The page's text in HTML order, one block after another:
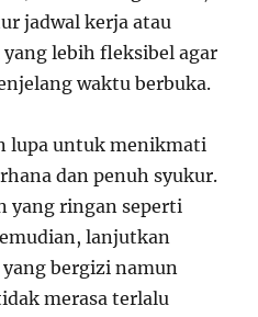
jadwal kerja atau
lebih fleksibel agar
waktu berbuka.
lupa untuk menikmati
dan penuh syukur.
yang ringan seperti
lanjutkan
bergizi namun
merasa terlalu